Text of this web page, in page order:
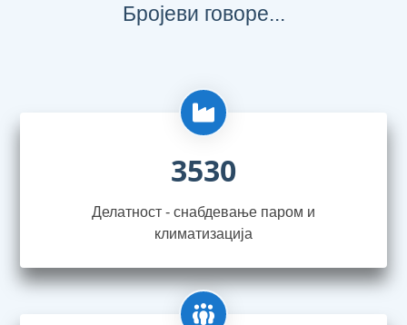
Бројеви говоре...
3530
Делатност - снабдевање паром и
климатизација